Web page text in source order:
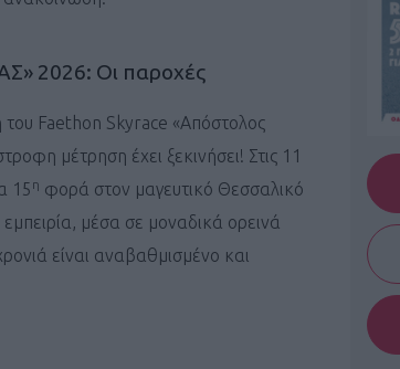
2026: Οι παροχές
του Faethon Skyrace «Απόστολος
μέτρηση έχει ξεκινήσει! Στις 11
15 η φορά στον μαγευτικό Θεσσαλικό
μέσα σε μοναδικά ορεινά
είναι αναβαθμισμένο και